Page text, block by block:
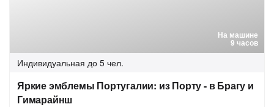
На машине
9 часов
Индивидуальная до 5 чел.
Яркие эмблемы Португалии: из Порту - в Брагу и
Гимарайнш